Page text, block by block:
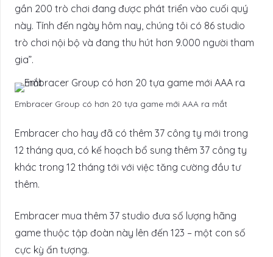
gần 200 trò chơi đang được phát triển vào cuối quý
này. Tính đến ngày hôm nay, chúng tôi có 86 studio
trò chơi nội bộ và đang thu hút hơn 9.000 người tham
gia”.
Embracer Group có hơn 20 tựa game mới AAA ra mắt
Embracer cho hay đã có thêm 37 công ty mới trong
12 tháng qua, có kế hoạch bổ sung thêm 37 công ty
khác trong 12 tháng tới với việc tăng cường đầu tư
thêm.
Embracer mua thêm 37 studio đưa số lượng hãng
game thuộc tập đoàn này lên đến 123 – một con số
cực kỳ ấn tượng.